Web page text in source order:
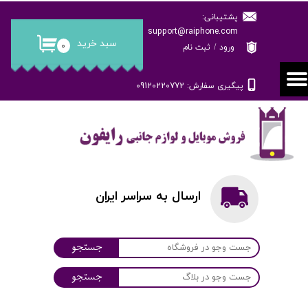
پشتیبانی:
support@raiphone.com
پیگیری سفارش: 09120220772
۰ سبد خرید ورود / ثبت نام
حساب کاربری من
تغییر گذر واژه
سفارشات
خروج از حساب کاربری
جستجو
جستجو
ارسال به سراسر ایران